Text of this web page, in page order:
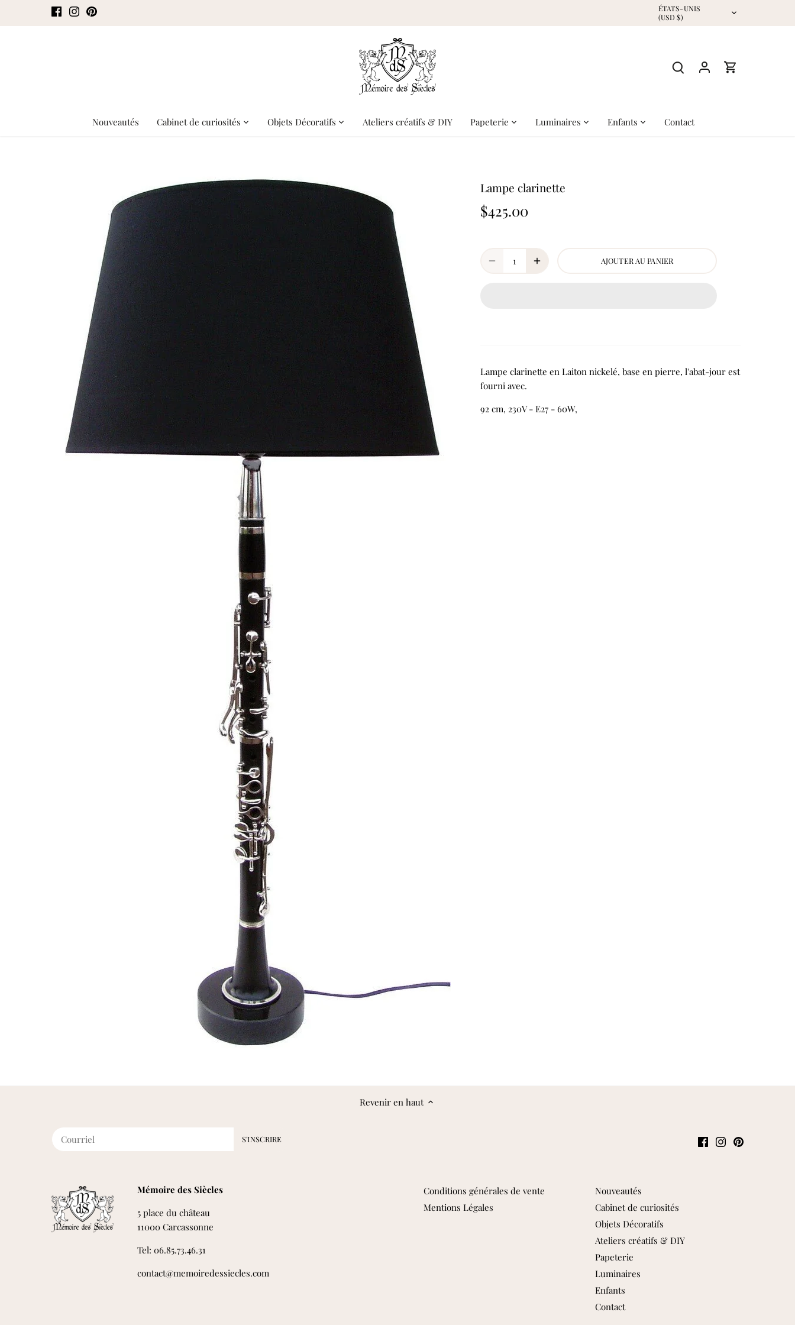
Devise
ÉTATS-UNIS
(USD $)
Nouveautés Cabinet de curiosités Objets Décoratifs Ateliers créatifs & DIY Papeterie Luminaires Enfants Contact
Lampe clarinette
$425.00
AJOUTER AU PANIER
Lampe clarinette en Laiton nickelé, base en pierre, l'abat-jour est
fourni avec.
92 cm, 230V - E27 - 60W,
Revenir en haut
Mémoire des Siècles
5 place du château
11000 Carcassonne
Tel: 06.85.73.46.31
contact@memoiredessiecles.com
Conditions générales de vente
Mentions Légales
Nouveautés
Cabinet de curiosités
Objets Décoratifs
Ateliers créatifs & DIY
Papeterie
Luminaires
Enfants
Contact